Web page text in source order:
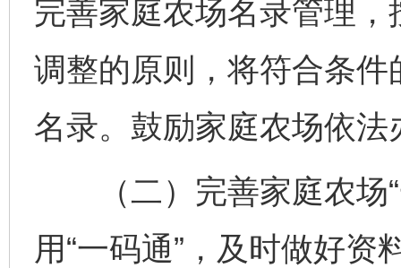
完善家庭农场名录管理
调整的原则，将符合条
名录。鼓励家庭农场依
（二）完善家庭农场“
用“一码通”，及时做好